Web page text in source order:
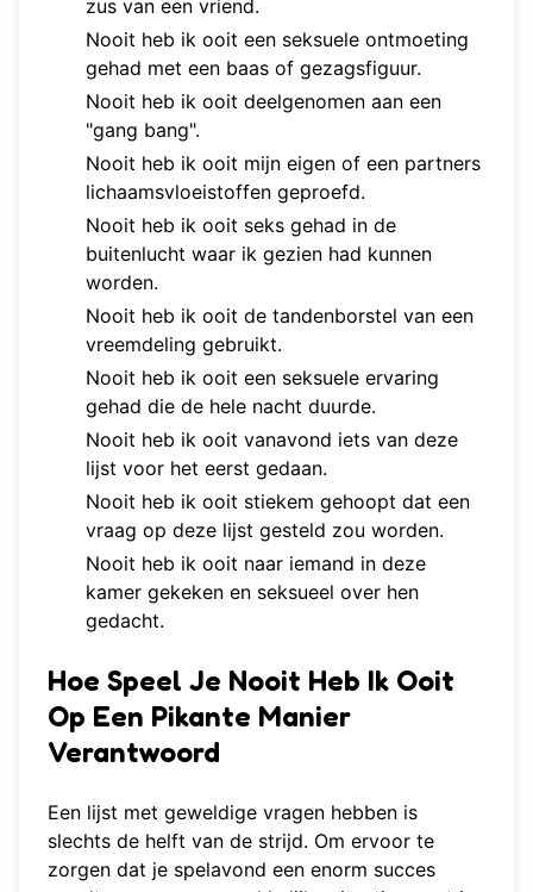
zus van een vriend.
Nooit heb ik ooit een seksuele ontmoeting
gehad met een baas of gezagsfiguur.
Nooit heb ik ooit deelgenomen aan een
"gang bang".
Nooit heb ik ooit mijn eigen of een partners
lichaamsvloeistoffen geproefd.
Nooit heb ik ooit seks gehad in de
buitenlucht waar ik gezien had kunnen
worden.
Nooit heb ik ooit de tandenborstel van een
vreemdeling gebruikt.
Nooit heb ik ooit een seksuele ervaring
gehad die de hele nacht duurde.
Nooit heb ik ooit vanavond iets van deze
lijst voor het eerst gedaan.
Nooit heb ik ooit stiekem gehoopt dat een
vraag op deze lijst gesteld zou worden.
Nooit heb ik ooit naar iemand in deze
kamer gekeken en seksueel over hen
gedacht.
Hoe Speel Je Nooit Heb Ik Ooit
Op Een Pikante Manier
Verantwoord
Een lijst met geweldige vragen hebben is
slechts de helft van de strijd. Om ervoor te
zorgen dat je spelavond een enorm succes